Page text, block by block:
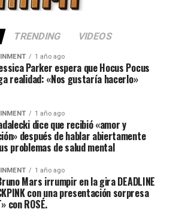
TRENDING VIDEOS
1 año ago
Parker espera que Hocus Pocus
realidad: «Nos gustaría hacerlo»
1 año ago
dice que recibió «amor y
después de hablar abiertamente
problemas de salud mental
1 año ago
Mars irrumpir en la gira DEADLINE
con una presentación sorpresa
con ROSÉ.